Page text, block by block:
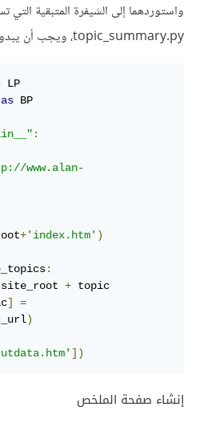
واستوردهما إلى الشيفرة المتبقية
topic_summary.py، ويجب أن يبدو الملف الأخير أشبه بما يلي:
as BP
:
www.alan-
+'index.htm' )
:
site_root + topic
]
=
)
])
إنشاء صفحة الملخص